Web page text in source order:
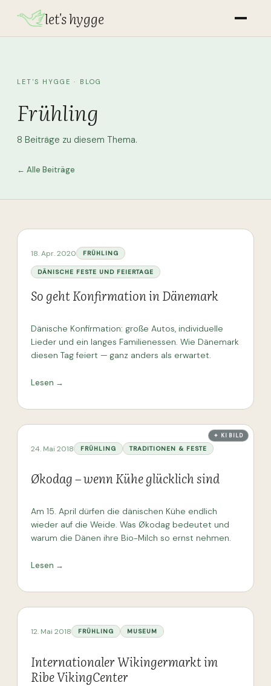
let's hygge
LET'S HYGGE · BLOG
Frühling
8 Beiträge zu diesem Thema.
← Alle Beiträge
18. Apr. 2020 FRÜHLING
DÄNISCHE FESTE UND FEIERTAGE
So geht Konfirmation in Dänemark
Dänische Konfirmation: große Autos, individuelle
Lieder und ein langes Familienessen. Wie Dänemark
diesen Tag feiert — ganz anders als erwartet.
Lesen →
✦ KI BILD
24. Mai 2018 FRÜHLING TRADITIONEN & FESTE
Økodag – wenn Kühe glücklich sind
Am 15. April dürfen die dänischen Kühe endlich
wieder auf die Weide. Was Økodag bedeutet und
warum die Dänen ihre Bio-Milch so ernst nehmen.
Lesen →
12. Mai 2018 FRÜHLING MUSEUM
Internationaler Wikingermarkt im
Ribe VikingCenter